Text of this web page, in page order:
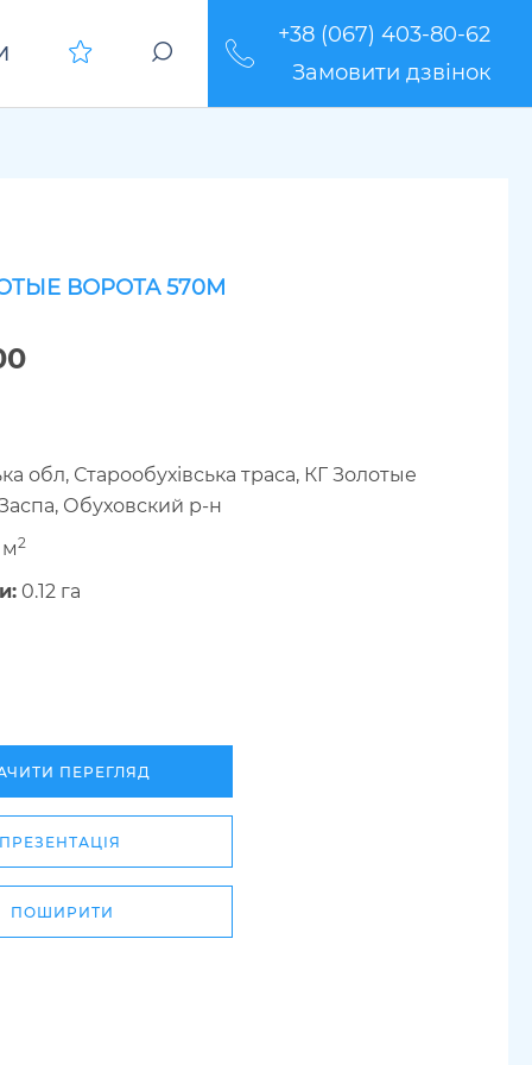
+38 (067) 403-80-62
Замовити дзвінок
ВОРОТА 570М
обл, Старообухівська траса, КГ Золотые
Обуховский р-н
2
0.12 га
ПЕРЕГЛЯД
ПРЕЗЕНТАЦІЯ
ПОШИРИТИ